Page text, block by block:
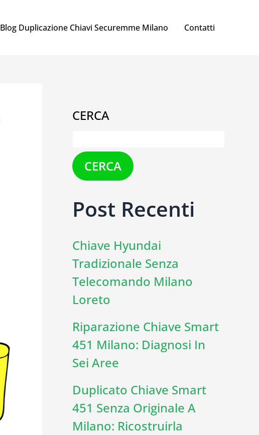
Blog Duplicazione Chiavi Securemme Milano Contatti
CERCA
CERCA
Post Recenti
Chiave Hyundai
Tradizionale Senza
Telecomando Milano
Loreto
Riparazione Chiave Smart
451 Milano: Diagnosi In
Sei Aree
Duplicato Chiave Smart
451 Senza Originale A
Milano: Ricostruirla